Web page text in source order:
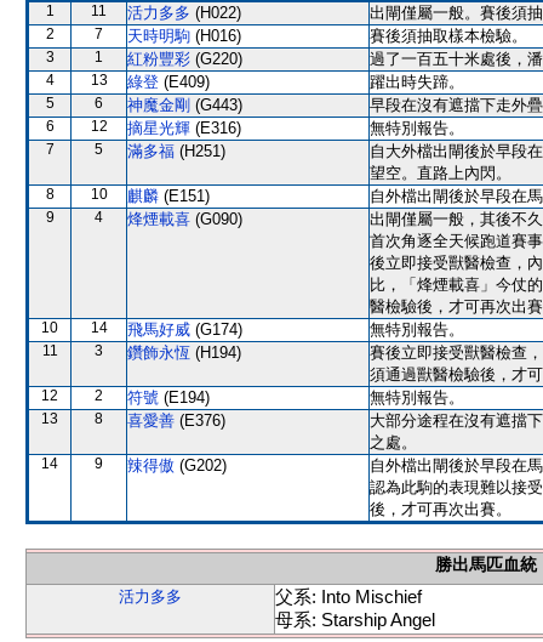
1 11 活力多多 (H022) 出閘僅屬一般。賽後須
2 7 天時明駒 (H016) 賽後須抽取樣本檢驗。
3 1 紅粉豐彩 (G220) 過了一百五十米處後，
4 13 綠登 (E409) 躍出時失蹄。
5 6 神魔金剛 (G443) 早段在沒有遮擋下走外
6 12 摘星光輝 (E316) 無特別報告。
7 5 滿多福 (H251)
自大外檔出閘後於早段
望空。直路上內閃。
8 10 麒麟 (E151) 自外檔出閘後於早段在
9 4 烽煙載喜 (G090)
出閘僅屬一般，其後不
首次角逐全天候跑道賽
後立即接受獸醫檢查，
比，「烽煙載喜」今仗
醫檢驗後，才可再次出
10 14 飛馬好威 (G174) 無特別報告。
11 3 鑽飾永恆 (H194)
賽後立即接受獸醫檢查
須通過獸醫檢驗後，才
12 2 符號 (E194) 無特別報告。
13 8 喜愛善 (E376)
大部分途程在沒有遮擋
之處。
14 9 辣得傲 (G202)
自外檔出閘後於早段在
認為此駒的表現難以接
後，才可再次出賽。
勝出馬匹血統
活力多多
父系: Into Mischief
母系: Starship Angel